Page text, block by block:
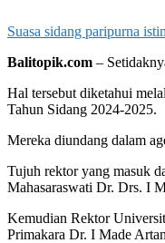
Suasa sidang paripurna
Balitopik.com –
Hal tersebut diketahui
Tahun Sidang 2024-2025.
Mereka diundang dalam
Tujuh rektor yang masuk
Mahasaraswati Dr. Drs. I
Kemudian Rektor
Primakara Dr. I Made